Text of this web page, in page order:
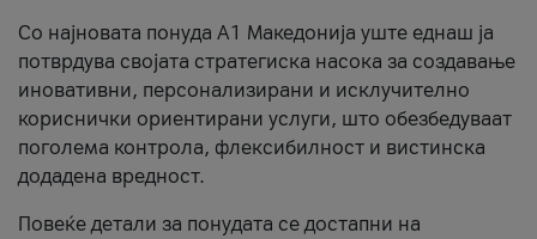
Со најновата понуда А1 Македонија уште еднаш ја
потврдува својата стратегиска насока за создавање
иновативни, персонализирани и исклучително
кориснички ориентирани услуги, што обезбедуваат
поголема контрола, флексибилност и вистинска
додадена вредност.
Повеќе детали за понудата се достапни на